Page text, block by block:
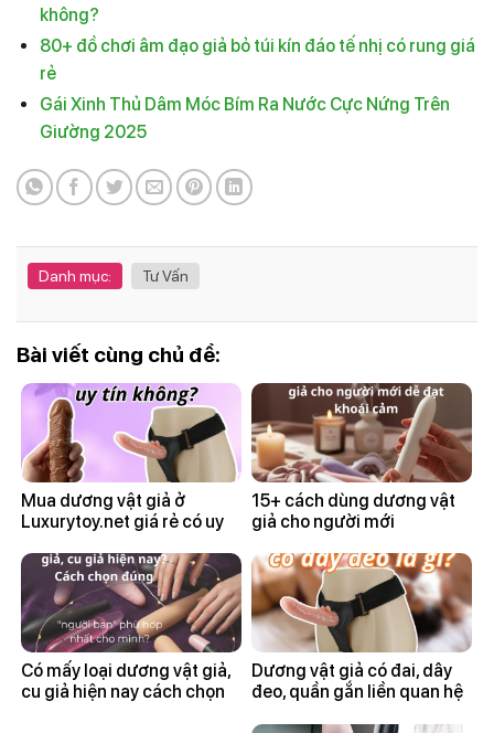
không?
80+ đồ chơi âm đạo giả bỏ túi kín đáo tế nhị có rung giá
rẻ
Gái Xinh Thủ Dâm Móc Bím Ra Nước Cực Nứng Trên
Giường 2025
Danh mục: Tư Vấn
Bài viết cùng chủ đề:
Mua dương vật giả ở
Luxurytoy.net giá rẻ có uy
15+ cách dùng dương vật
giả cho người mới
Có mấy loại dương vật giả,
cu giả hiện nay cách chọn
Dương vật giả có đai, dây
đeo, quần gắn liền quan hệ